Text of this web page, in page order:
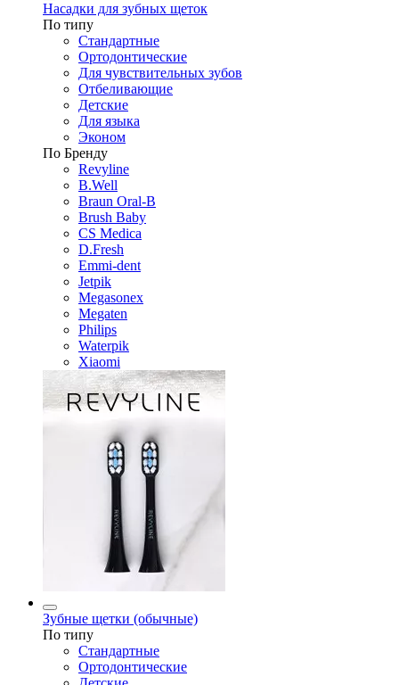
Насадки для зубных щеток
По типу
Стандартные
Ортодонтические
Для чувствительных зубов
Отбеливающие
Детские
Для языка
Эконом
По Бренду
Revyline
B.Well
Braun Oral-B
Brush Baby
CS Medica
D.Fresh
Emmi-dent
Jetpik
Megasonex
Megaten
Philips
Waterpik
Xiaomi
Зубные щетки (обычные)
По типу
Стандартные
Ортодонтические